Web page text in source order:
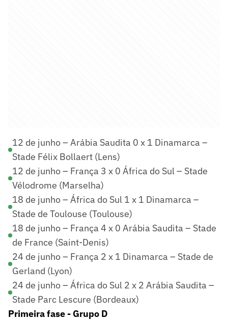
12 de junho – Arábia Saudita 0 x 1 Dinamarca –
Stade Félix Bollaert (Lens)
12 de junho – França 3 x 0 África do Sul – Stade
Vélodrome (Marselha)
18 de junho – África do Sul 1 x 1 Dinamarca –
Stade de Toulouse (Toulouse)
18 de junho – França 4 x 0 Arábia Saudita – Stade
de France (Saint-Denis)
24 de junho – França 2 x 1 Dinamarca – Stade de
Gerland (Lyon)
24 de junho – África do Sul 2 x 2 Arábia Saudita –
Stade Parc Lescure (Bordeaux)
Primeira fase - Grupo D